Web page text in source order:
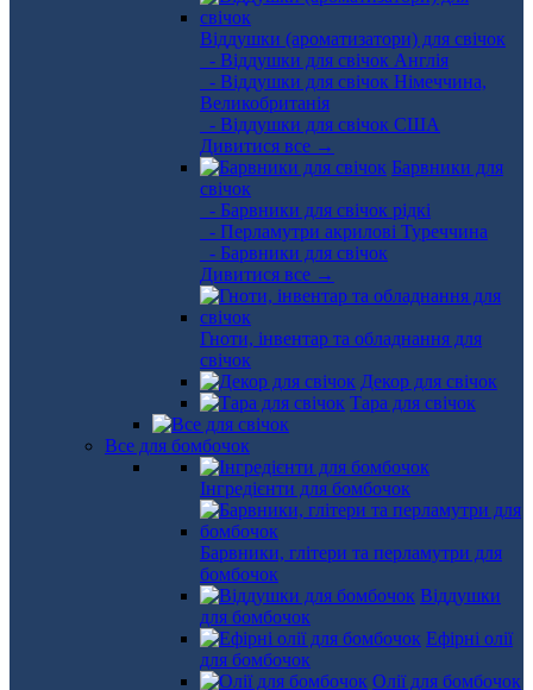
Віддушки (ароматизатори) для свічок
- Віддушки для свічок Англія
- Віддушки для свічок Німеччина,
Великобританія
- Віддушки для свічок США
Дивитися все →
Барвники для
свічок
- Барвники для свічок рідкі
- Перламутри акрилові Туреччина
- Барвники для свічок
Дивитися все →
Гноти, інвентар та обладнання для
свічок
Декор для свічок
Тара для свічок
Все для бомбочок
Інгредієнти для бомбочок
Барвники, глітери та перламутри для
бомбочок
Віддушки
для бомбочок
Ефірні олії
для бомбочок
Олії для бомбочок